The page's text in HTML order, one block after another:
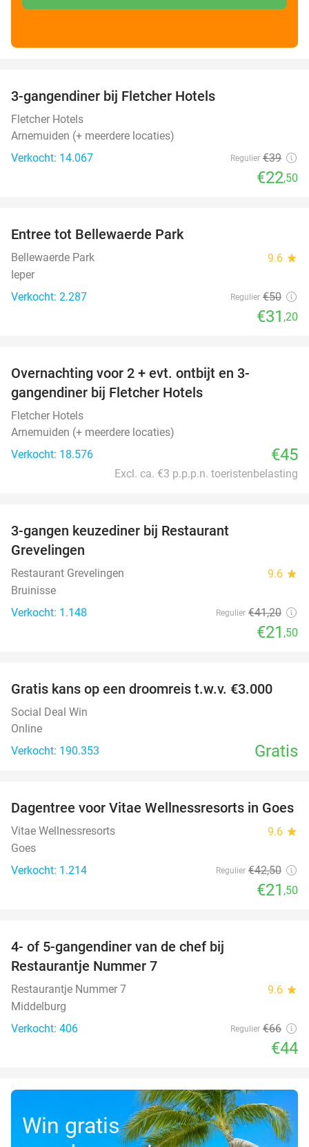
3-gangendiner bij Fletcher Hotels
Fletcher Hotels
Arnemuiden (+ meerdere locaties)
Verkocht: 14.067
Regulier €39
€22,50
Entree tot Bellewaerde Park
Bellewaerde Park 9.6 star
Ieper
Verkocht: 2.287
Regulier €50
€31 ,20
Overnachting voor 2 + evt. ontbijt en 3-
gangendiner bij Fletcher Hotels
Fletcher Hotels
Arnemuiden (+ meerdere locaties)
Verkocht: 18.576
€45
Excl. ca. €3 p.p.p.n. toeristenbelasting
3-gangen keuzediner bij Restaurant
Grevelingen
Restaurant Grevelingen 9.6 star
Bruinisse
Verkocht: 1.148
Regulier €41,20
€21 ,50
Gratis kans op een droomreis t.w.v. €3.000
Social Deal Win
Online
Verkocht: 190.353
Gratis
49%
Dagentree voor Vitae Wellnessresorts in Goes
Vitae Wellnessresorts 9.6 star
Goes
Verkocht: 1.214
Regulier €42,50
€21 ,50
4- of 5-gangendiner van de chef bij
Restaurantje Nummer 7
Restaurantje Nummer 7 9.6 star
Middelburg
Verkocht: 406
Regulier €66
€44
Win gratis